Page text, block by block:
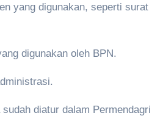
yang digunakan, seperti
digunakan oleh BPN.
diatur dalam